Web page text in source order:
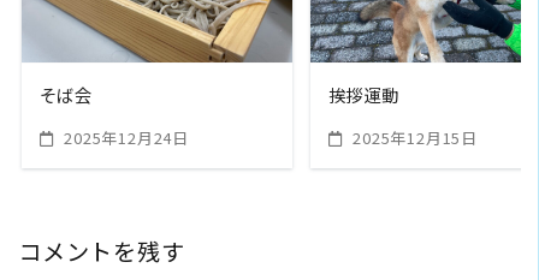
そば会
2025年12月24日
挨拶運動
2025年12月15日
コメントを残す